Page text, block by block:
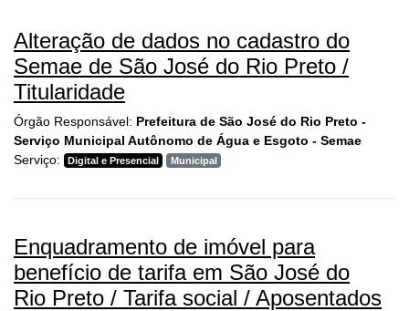
Alteração de dados no cadastro do
Semae de São José do Rio Preto /
Titularidade
Órgão Responsável: Prefeitura de São José do Rio Preto -
Serviço Municipal Autônomo de Água e Esgoto - Semae
Serviço:
Digital e Presencial Municipal
Enquadramento de imóvel para
benefício de tarifa em São José do
Rio Preto / Tarifa social / Aposentados